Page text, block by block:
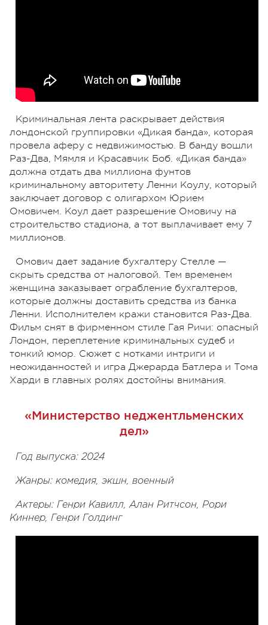
Криминальная лента раскрывает действия
лондонской группировки «Дикая банда», которая
провела аферу с недвижимостью. В банду вошли
Раз-Два, Мямля и Красавчик Боб. «Дикая банда»
должна отдать два миллиона фунтов
криминальному авторитету Ленни Коулу, который
заключает договор с олигархом Юрием
Омовичем. Коул дает разрешение Омовичу на
строительство стадиона, а тот выплачивает ему 7
миллионов.
Омович дает задание бухгалтеру Стелле —
скрыть средства от налоговой. Тем временем
женщина заказывает ограбление бухгалтеров,
которые должны доставить средства из банка
Ленни. Исполнителем кражи становится Раз-Два.
Фильм снят в фирменном стиле Гая Ричи: опасный
Лондон, переплетение криминальных судеб и
тонкий юмор. Сюжет с нотками интриги и
неожиданностей и игра Джерарда Батлера и Тома
Харди в главных ролях достойны внимания.
«Министерство неджентльменских
дел»
Год выпуска: 2024
Жанры: комедия, экшн, военный
Актеры: Генри Кавилл, Алан Ритчсон, Рори
Киннер, Генри Голдинг